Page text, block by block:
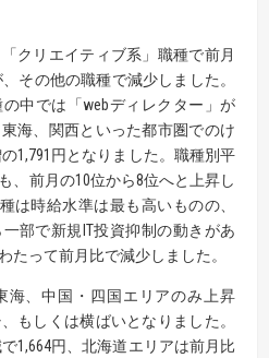
「クリエイティブ系」職種で前月
その他の職種で減少しました。
の中では「webディレクター」が
海、関西といった都市圏でのけ
1,791円となりました。職種別平
、前月の10位から8位へと上昇し
は時給水準は最も高いものの、
部で新規IT投資抑制の動きがあ
たって前月比で減少しました。
海、中国・四国エリアのみ上昇
もしくは横ばいとなりました。
1,664円、北海道エリアは前月比